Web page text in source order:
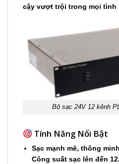
cậy vượt trội trong mọi tình
Bộ sạc 24V 12 kênh
Tính Năng Nổi Bật
Sạc mạnh mẽ, thông minh
Công suất sạc lênđến